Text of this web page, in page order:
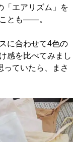
「エアリズム」を
とも――。
に合わせて4色の
感を比べてみまし
っていたら、まさ